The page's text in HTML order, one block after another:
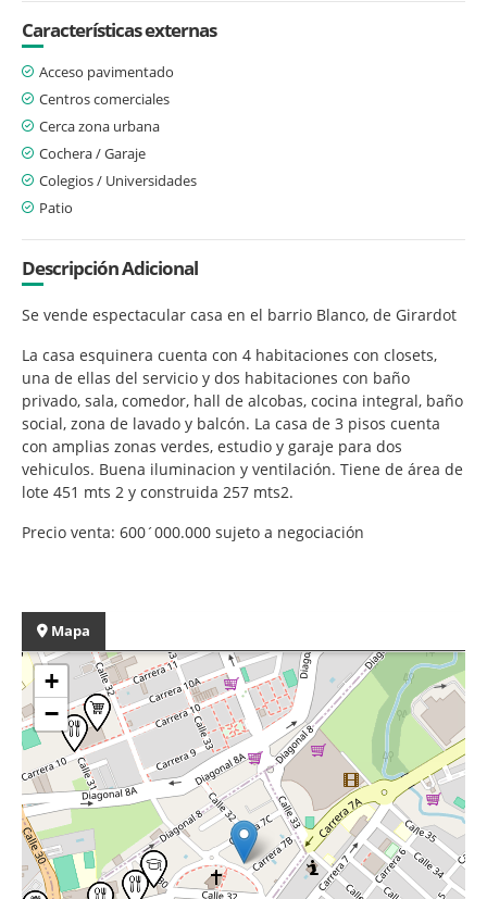
Características externas
Acceso pavimentado
Centros comerciales
Cerca zona urbana
Cochera / Garaje
Colegios / Universidades
Patio
Descripción Adicional
Se vende espectacular casa en el barrio Blanco, de Girardot
La casa esquinera cuenta con 4 habitaciones con closets,
una de ellas del servicio y dos habitaciones con baño
privado, sala, comedor, hall de alcobas, cocina integral, baño
social, zona de lavado y balcón. La casa de 3 pisos cuenta
con amplias zonas verdes, estudio y garaje para dos
vehiculos. Buena iluminacion y ventilación. Tiene de área de
lote 451 mts 2 y construida 257 mts2.
Precio venta: 600´000.000 sujeto a negociación
Mapa
+
−